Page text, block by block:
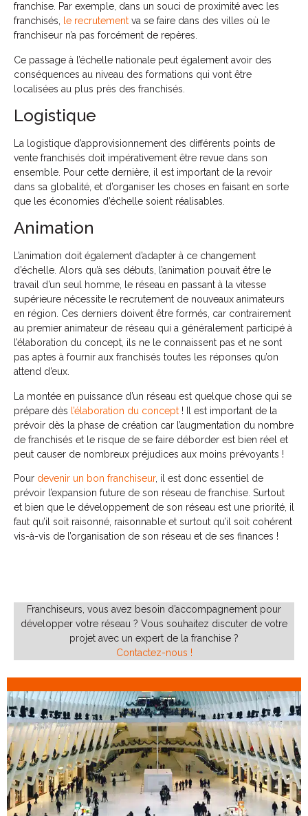
franchise. Par exemple, dans un souci de proximité avec les
franchisés,
le recrutement va se faire dans des villes où le
franchiseur n’a pas forcément de repères.
Ce passage à l’échelle nationale peut également avoir des
conséquences au niveau des formations qui vont être
localisées au plus près des franchisés.
Logistique
La logistique d’approvisionnement des différents points de
vente franchisés doit impérativement être revue dans son
ensemble. Pour cette dernière, il est important de la revoir
dans sa globalité, et d’organiser les choses en faisant en sorte
que les économies d’échelle soient réalisables.
Animation
L’animation doit également d’adapter à ce changement
d’échelle. Alors qu’à ses débuts, l’animation pouvait être le
travail d’un seul homme, le réseau en passant à la vitesse
supérieure nécessite le recrutement de nouveaux animateurs
en région. Ces derniers doivent être formés, car contrairement
au premier animateur de réseau qui a généralement participé à
l’élaboration du concept, ils ne le connaissent pas et ne sont
pas aptes à fournir aux franchisés toutes les réponses qu’on
attend d’eux.
La montée en puissance d’un réseau est quelque chose qui se
prépare dès l’élaboration du concept ! Il est important de la
prévoir dès la phase de création car l’augmentation du nombre
de franchisés et le risque de se faire déborder est bien réel et
peut causer de nombreux préjudices aux moins prévoyants !
Pour devenir un bon franchiseur, il est donc essentiel de
prévoir l’expansion future de son réseau de franchise. Surtout
et bien que le développement de son réseau est une priorité, il
faut qu’il soit raisonné, raisonnable et surtout qu’il soit cohérent
vis-à-vis de l’organisation de son réseau et de ses finances !
Franchiseurs, vous avez besoin d’accompagnement pour
développer votre réseau ? Vous souhaitez discuter de votre
projet avec un expert de la franchise ?
Contactez-nous !